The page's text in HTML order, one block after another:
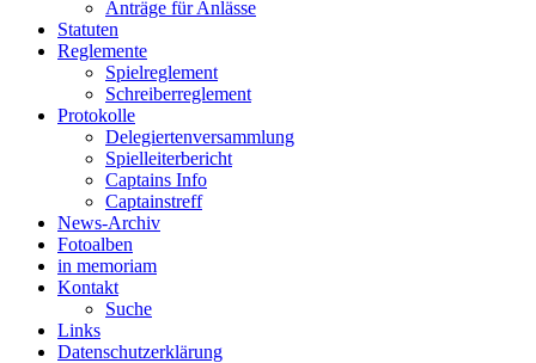
Anträge für Anlässe
Statuten
Reglemente
Spielreglement
Schreiberreglement
Protokolle
Delegiertenversammlung
Spielleiterbericht
Captains Info
Captainstreff
News-Archiv
Fotoalben
in memoriam
Kontakt
Suche
Links
Datenschutzerklärung